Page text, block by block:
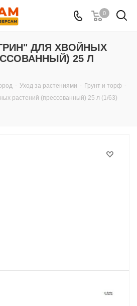
0
ДЛЯ ХВОЙНЫХ
25 Л
- Уход за растениями - Грунт и торф -
растений (прессованный) 25 л (1/63)